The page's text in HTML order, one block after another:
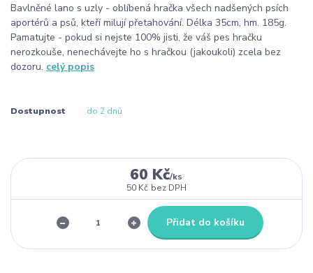
Bavlněné lano s uzly - oblíbená hračka všech nadšených psích
aportérů a psů, kteří milují přetahování. Délka 35cm, hm. 185g.
Pamatujte - pokud si nejste 100% jisti, že váš pes hračku
nerozkouše, nenechávejte ho s hračkou (jakoukoli) zcela bez
dozoru. celý popis
Dostupnost do 2 dnů
60 Kč/ks
50 Kč bez DPH
Přidat do košíku